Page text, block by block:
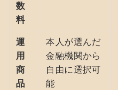
数
料
運
用
商
品
本人が選んだ
金融機関から
自由に選択可
能